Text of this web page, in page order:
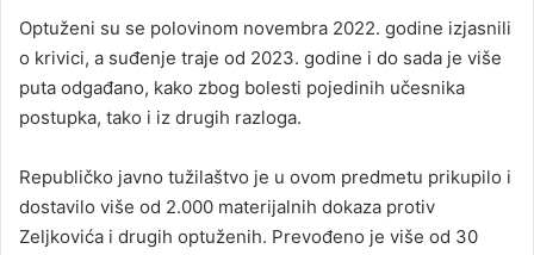
Optuženi su se polovinom novembra 2022. godine izjasnili
o krivici, a suđenje traje od 2023. godine i do sada je više
puta odgađano, kako zbog bolesti pojedinih učesnika
postupka, tako i iz drugih razloga.
Republičko javno tužilaštvo je u ovom predmetu prikupilo i
dostavilo više od 2.000 materijalnih dokaza protiv
Zeljkovića i drugih optuženih. Prevođeno je više od 30